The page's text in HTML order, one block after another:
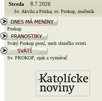
Streda 8.7.2026
Sv. Akvila a Priska; sv. Prokop, mučeník
Prokop
Svätý Prokop prosí, nech slniečko svieti.
Sv. PROKOP, opát a vyznávač